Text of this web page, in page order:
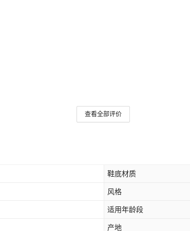
查看全部评价
鞋底材质
风格
适用年龄段
产地